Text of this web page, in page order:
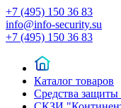
+7 (495) 150 36 83
info@info-security.su
+7 (495) 150 36 83
Каталог товаров
Средства